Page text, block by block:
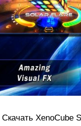
Скачать XenoCube